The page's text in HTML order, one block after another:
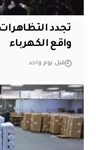
تجدد
واقع الكهرباء
قبل يوم واحد